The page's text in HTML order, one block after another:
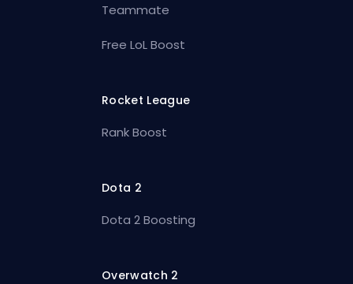
Teammate
Free LoL Boost
Rocket League
Rank Boost
Dota 2
Dota 2 Boosting
Overwatch 2